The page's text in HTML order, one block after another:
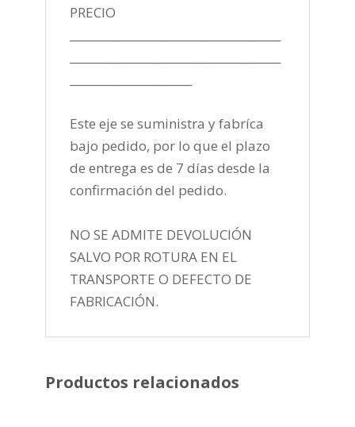
PRECIO
Este eje se suministra y fabríca
bajo pedido, por lo que el plazo
de entrega es de 7 días desde la
confirmación del pedido.
NO SE ADMITE DEVOLUCIÓN
SALVO POR ROTURA EN EL
TRANSPORTE O DEFECTO DE
FABRICACIÓN.
Productos relacionados